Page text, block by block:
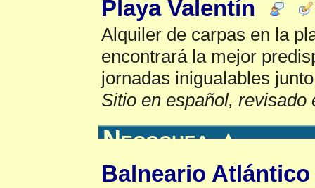
Playa Valentín
Alquiler de carpas en la
encontrará la mejor
jornadas inigualables
Sitio en español, revisado
Necochea▲
Balneario Atlántico